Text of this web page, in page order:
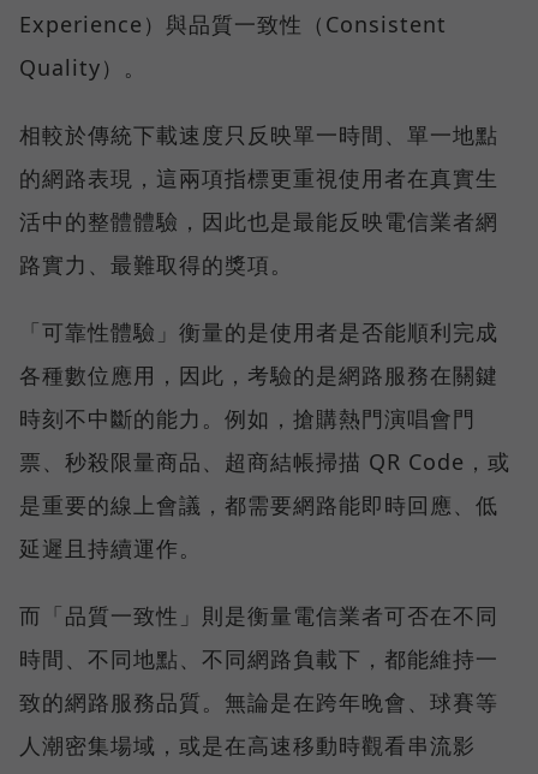
Experience）與品質一致性（Consistent
Quality）。
相較於傳統下載速度只反映單一時間、單一地點
的網路表現，這兩項指標更重視使用者在真實生
活中的整體體驗，因此也是最能反映電信業者網
路實力、最難取得的獎項。
「可靠性體驗」衡量的是使用者是否能順利完成
各種數位應用，因此，考驗的是網路服務在關鍵
時刻不中斷的能力。例如，搶購熱門演唱會門
票、秒殺限量商品、超商結帳掃描 QR Code，或
是重要的線上會議，都需要網路能即時回應、低
延遲且持續運作。
而「品質一致性」則是衡量電信業者可否在不同
時間、不同地點、不同網路負載下，都能維持一
致的網路服務品質。無論是在跨年晚會、球賽等
人潮密集場域，或是在高速移動時觀看串流影